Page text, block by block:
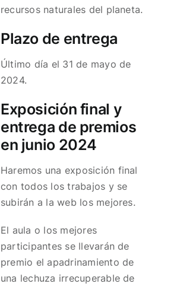
recursos naturales del planeta.
Plazo de entrega
Último día el 31 de mayo de
2024.
Exposición final y
entrega de premios
en junio 2024
Haremos una exposición final
con todos los trabajos y se
subirán a la web los mejores.
El aula o los mejores
participantes se llevarán de
premio el apadrinamiento de
una lechuza irrecuperable de